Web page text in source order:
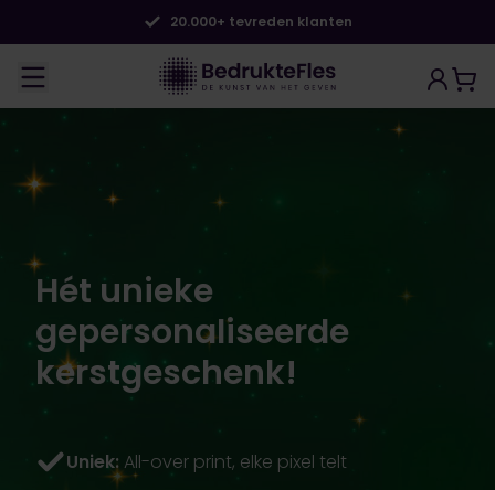
20.000+ tevreden klanten
Hét unieke
gepersonaliseerde
kerstgeschenk!
Uniek: All-over print, elke pixel telt